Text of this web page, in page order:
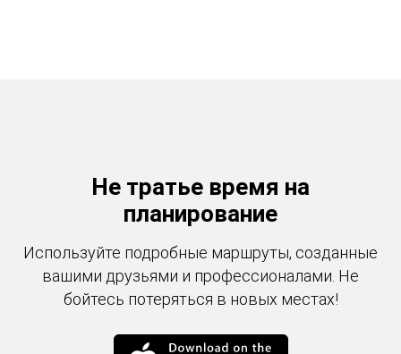
Не тратье время на
планирование
Используйте подробные маршруты, созданные
вашими друзьями и профессионалами. Не
бойтесь потеряться в новых местах!